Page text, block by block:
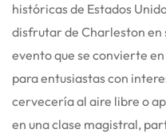
históricas de Estados
disfrutar de Charleston en
evento que se convierte
para entusiastas con
cervecería al aire libre o
en una clase magistral,